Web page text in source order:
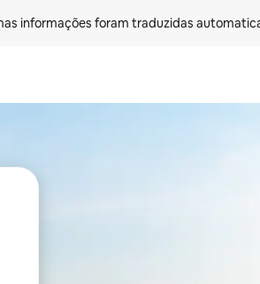
informações foram traduzidas